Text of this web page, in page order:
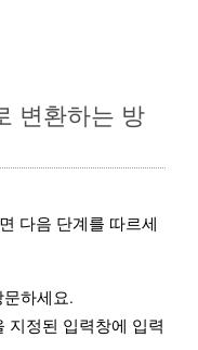
변환하는 방
다음 단계를 따르세
하세요.
지정된 입력창에 입력